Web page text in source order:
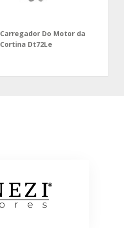
Carregador Do Motor da
Cortina Dt72Le